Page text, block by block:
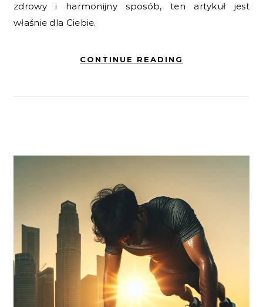
zdrowy i harmonijny sposób, ten artykuł jest
właśnie dla Ciebie.
CONTINUE READING